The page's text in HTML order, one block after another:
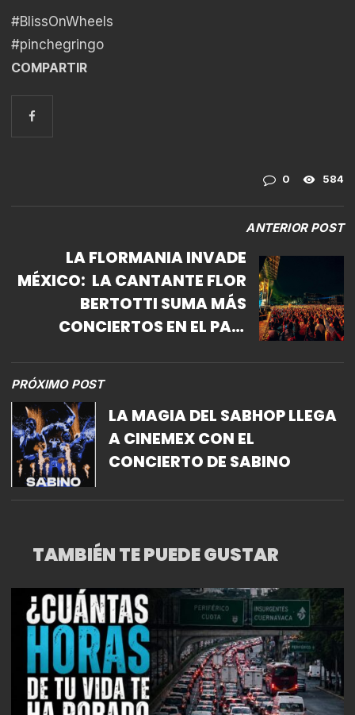
#BlissOnWheels
#pinchegringo
COMPARTIR
0 584
ANTERIOR POST
LA FLORMANIA INVADE
MÉXICO: ​ LA CANTANTE FLOR
BERTOTTI SUMA MÁS
CONCIERTOS EN EL PAÍS
PRÓXIMO POST
LA MAGIA DEL SABHOP LLEGA
A CINEMEX CON EL
CONCIERTO DE SABINO
TAMBIÉN TE PUEDE GUSTAR